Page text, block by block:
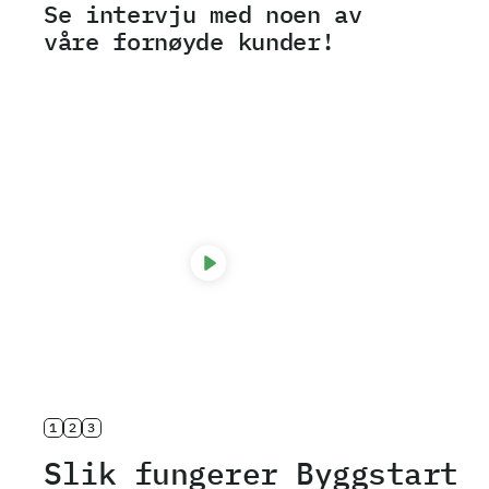
Se intervju med noen av
våre fornøyde kunder!
1 2 3
Slik fungerer Byggstart